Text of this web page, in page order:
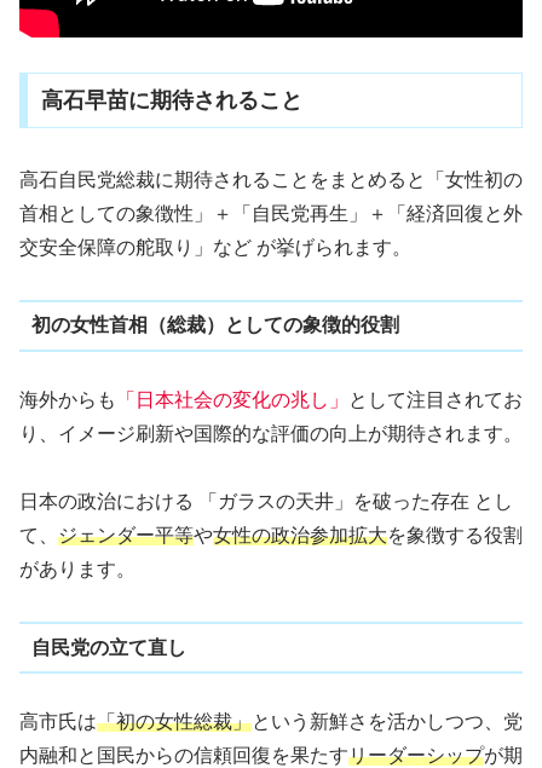
高石早苗に期待されること
高石自民党総裁に期待されることをまとめると「女性初の
首相としての象徴性」＋「自民党再生」＋「経済回復と外
交安全保障の舵取り」など が挙げられます。
初の女性首相（総裁）としての象徴的役割
海外からも 「日本社会の変化の兆し」
として注目されてお
り、イメージ刷新や国際的な評価の向上が期待されます。
日本の政治における 「ガラスの天井」を破った存在 とし
て、 ジェンダー平等や女性の政治参加拡大を象徴する役割
があります。
自民党の立て直し
高市氏は「初の女性総裁」という新鮮さを活かしつつ、党
内融和と国民からの信頼回復を果たすリーダーシップが期